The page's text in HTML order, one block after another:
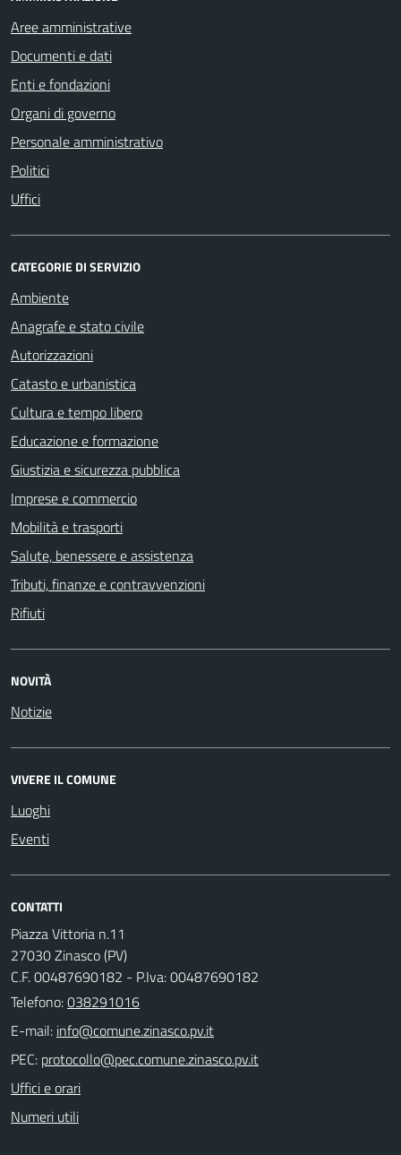
Aree amministrative
Documenti e dati
Enti e fondazioni
Organi di governo
Personale amministrativo
Politici
Uffici
CATEGORIE DI SERVIZIO
Ambiente
Anagrafe e stato civile
Autorizzazioni
Catasto e urbanistica
Cultura e tempo libero
Educazione e formazione
Giustizia e sicurezza pubblica
Imprese e commercio
Mobilità e trasporti
Salute, benessere e assistenza
Tributi, finanze e contravvenzioni
Rifiuti
NOVITÀ
Notizie
VIVERE IL COMUNE
Luoghi
Eventi
CONTATTI
Piazza Vittoria n.11
27030 Zinasco (PV)
C.F. 00487690182 - P.Iva: 00487690182
Telefono:038291016
E-mail:
PEC:
Uffici e orari
Numeri utili